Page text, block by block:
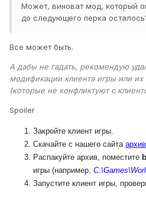
Может, виноват мод, который
до следующего перка
Все может быть.
А дабы не гадать, рекомендую
модификации клиента игры или
(которые не конфликтуют с
Spoiler
Закройте клиент игры.
Скачайте с нашего сайта архив
Распакуйте архив, поместите
игры (например,
Запустите клиент игры,